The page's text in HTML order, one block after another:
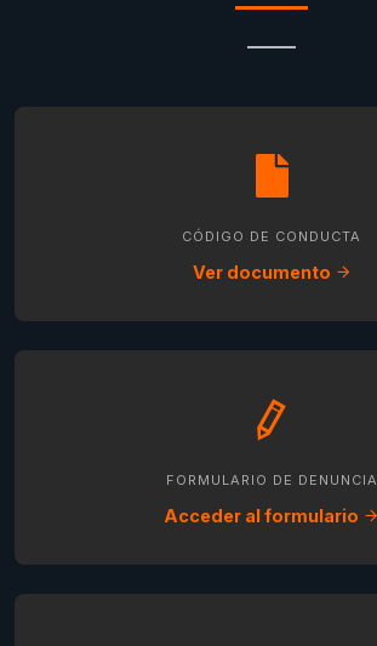
CÓDIGO DE CONDUCTA
Ver documento
FORMULARIO DE DENUNCIA
Acceder al formulario